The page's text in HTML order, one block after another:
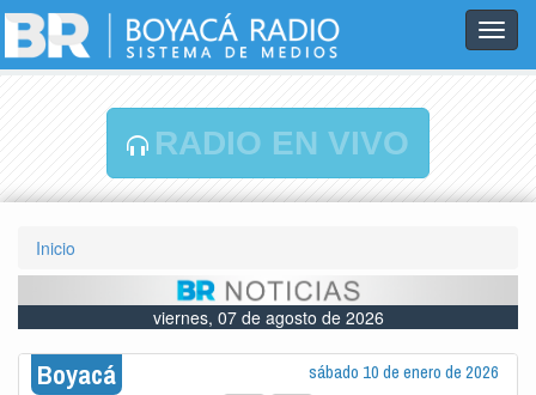
RADIO EN VIVO
Inicio
viernes, 07 de agosto de 2026
Boyacá sábado 10 de enero de 2026